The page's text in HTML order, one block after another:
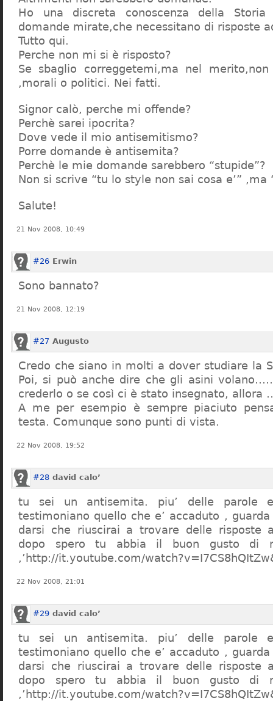
Ho una discreta conoscenza della
domande mirate,che necessitano di risposte
Tutto qui.
Perche non mi si è risposto?
Se sbaglio correggetemi,ma nel
,morali o politici. Nei fatti.
Signor calò, perche mi offende?
Perchè sarei ipocrita?
Dove vede il mio antisemitismo?
Porre domande è antisemita?
Perchè le mie domande sarebbero “stupide”?
Non si scrive “tu lo style non sai cosa e’” ,ma
Salute!
21 Nov 2008, 10:49
#26 Erwin
Sono bannato?
21 Nov 2008, 12:19
#27 Augusto
Credo che siano in molti a dover studiare la
Poi, si può anche dire che gli asini
crederlo o se così ci è stato insegnato,
A me per esempio è sempre piaciuto
testa. Comunque sono punti di vista.
22 Nov 2008, 19:52
#28 david calo’
tu sei un antisemita. piu’ delle parole
testimoniano quello che e’ accaduto , guarda
darsi che riuscirai a trovare delle risposte
dopo spero tu abbia il buon gusto di
,’http://it.youtube.com/
22 Nov 2008, 21:01
#29 david calo’
tu sei un antisemita. piu’ delle parole
testimoniano quello che e’ accaduto , guarda
darsi che riuscirai a trovare delle risposte
dopo spero tu abbia il buon gusto di
,’http://it.youtube.com/